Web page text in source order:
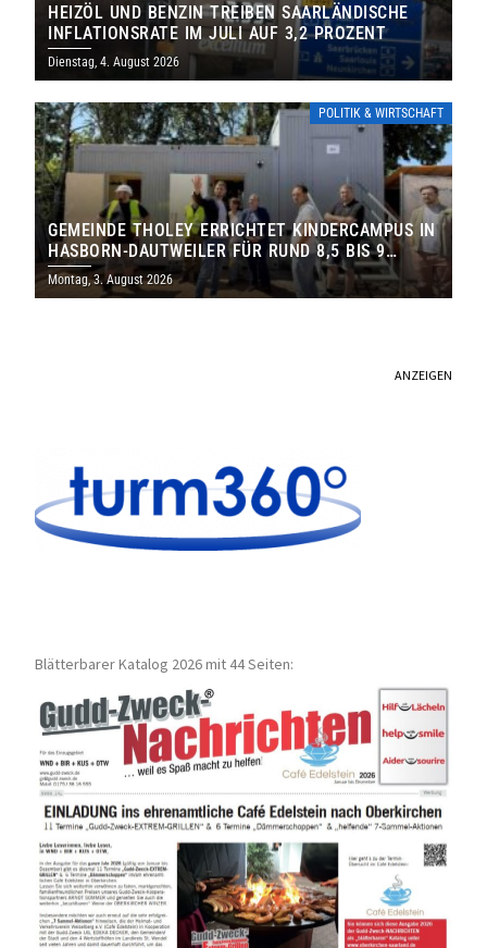
HEIZÖL UND BENZIN TREIBEN SAARLÄNDISCHE
INFLATIONSRATE IM JULI AUF 3,2 PROZENT
Dienstag, 4. August 2026
POLITIK & WIRTSCHAFT
GEMEINDE THOLEY ERRICHTET KINDERCAMPUS IN
HASBORN-DAUTWEILER FÜR RUND 8,5 BIS 9
MILLIONEN EURO
Montag, 3. August 2026
ANZEIGEN
Blätterbarer Katalog 2026 mit 44 Seiten: